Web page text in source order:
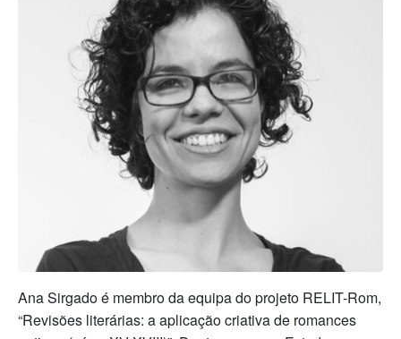
Ana Sirgado é membro da equipa do projeto RELIT-Rom,
“Revisões literárias: a aplicação criativa de romances